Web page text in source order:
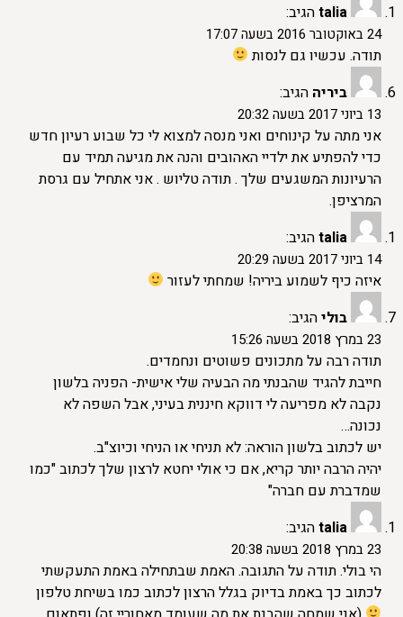
taliaהגיב:
24 באוקטובר 2016 בשעה 17:07
תודה. עכשיו גם לנסות
ביריה הגיב:
13 ביוני 2017 בשעה 20:32
אני מתה על קינוחים ואני מנסה למצוא לי כל שבוע רעיון חדש
כדי להפתיע את ילדיי האהובים והנה את מגיעה תמיד עם
הרעיונות המשגעים שלך . תודה טליוש . אני אתחיל עם גרסת
המרציפן.
taliaהגיב:
14 ביוני 2017 בשעה 20:29
איזה כיף לשמוע ביריה! שמחתי לעזור
בוליהגיב:
23 במרץ 2018 בשעה 15:26
תודה רבה על מתכונים פשוטים ונחמדים.
חייבת להגיד שהבנתי מה הבעיה שלי אישית- הפניה בלשון
נקבה לא מפריעה לי דווקא חיננית בעיני, אבל השפה לא
נכונה…
יש לכתוב בלשון הוראה: לא תניחי או הניחי וכיוצ"ב.
יהיה הרבה יותר קריא, אם כי אולי יחטא לרצון שלך לכתוב "כמו
שמדברת עם חברה"
taliaהגיב:
23 במרץ 2018 בשעה 20:38
הי בולי. תודה על התגובה. האמת שבתחילה באמת התעקשתי
לכתוב כך באמת בדיוק בגלל הרצון לכתוב כמו בשיחת טלפון